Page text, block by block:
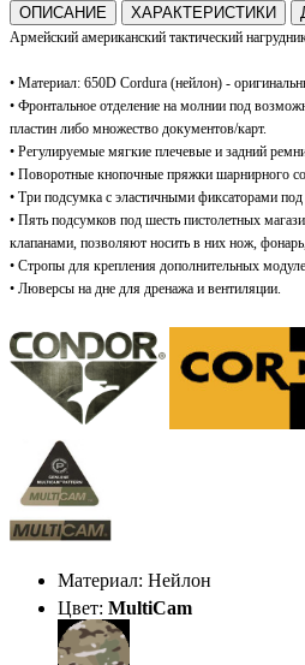
ОПИСАНИЕ ХАРАКТЕРИСТИКИ
Армейский американский тактический
• Материал: 650D Cordura (нейлон) -
• Фронтальное отделение на молнии под
пластин либо множество документов/карт.
• Регулируемые мягкие плечевые и задний
• Поворотные кнопочные пряжки шарнирного
• Три подсумка с эластичными фиксаторами
• Пять подсумков под шесть пистолетных
клапанами, позволяют носить в них нож,
• Стропы для крепления дополнительных
• Люверсы на дне для дренажа и вентиляции.
Материал: Нейлон
Цвет: MultiCam